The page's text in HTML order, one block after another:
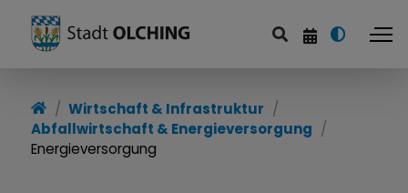
Wirtschaftsförderung
Wirtschaft & Infrastruktur
Abfallwirtschaft & Energieversorgung
Energieversorgung